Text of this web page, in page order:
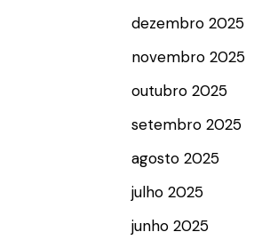
dezembro 2025
novembro 2025
outubro 2025
setembro 2025
agosto 2025
julho 2025
junho 2025